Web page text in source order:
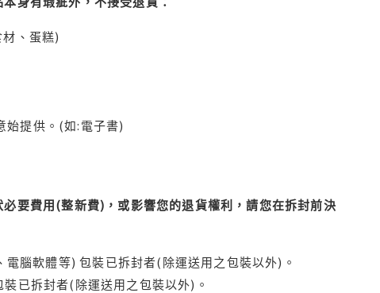
、蛋糕)
始提供。(如:電子書)
要費用(整新費)，或影響您的退貨權利，請您在拆封前決
腦軟體等) 包裝已拆封者(除運送用之包裝以外)。
已拆封者(除運送用之包裝以外)。